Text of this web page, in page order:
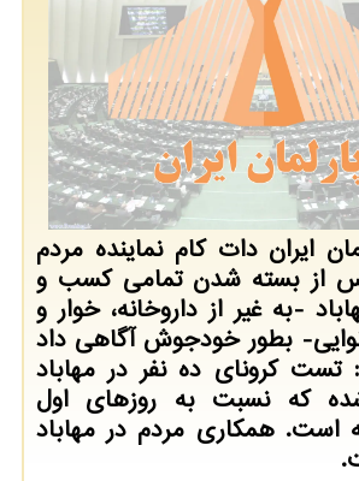
ایران دات كام نماینده مردم
از بسته شدن تمامی كسب و
-به غیر از داروخانه، خوار و
بطور خودجوش آگاهی داد
كرونای ده نفر در مهاباد
كه نسبت به روزهای اول
است. همكاری مردم در مهاباد